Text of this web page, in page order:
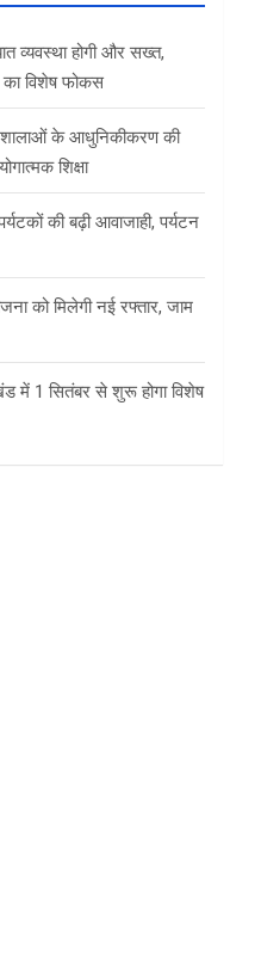
व्यवस्था होगी और सख्त,
का विशेष फोकस
के आधुनिकीकरण की
शिक्षा
की बढ़ी आवाजाही, पर्यटन
को मिलेगी नई रफ्तार, जाम
में 1 सितंबर से शुरू होगा विशेष